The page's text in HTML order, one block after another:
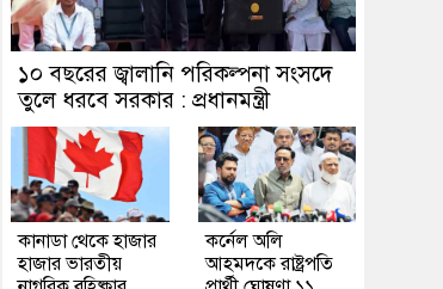
১০ বছরের জ্বালানি পরিকল্পনা সংসদে
তুলে ধরবে সরকার : প্রধানমন্ত্রী
কানাডা থেকে হাজার
হাজার ভারতীয়
কর্নেল অলি
আহমদকে রাষ্ট্রপতি